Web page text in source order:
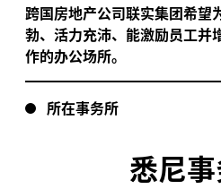
跨国房地产公司联实集团希望
勃、活力充沛、能激励员工并
作的办公场所。
所在事务所
悉尼